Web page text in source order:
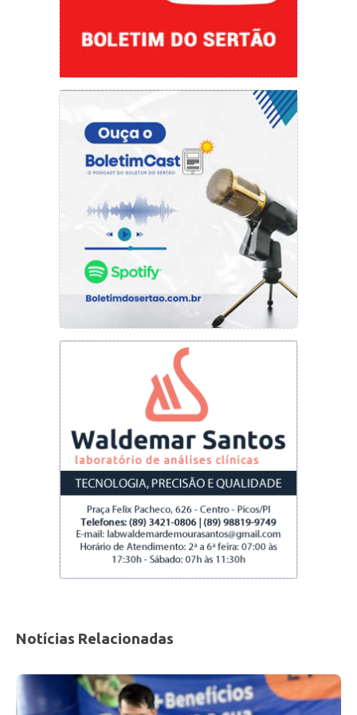
O Grupo Equatorial recomenda que os clientes
atualizem seus dados do CadÚnico no CRAS da
prefeitura local. Para garantir o direito ao
benefício (Desconto Social ou Tarifa Social –
TSEE), é necessário que a “Unidade
Consumidora/Conta de Energia”, esteja
registrada em nome de um dos membros da
família e localizada no mesmo município do
Cadastro Único.
Evolução da tarifa social no Brasil
A política de tarifa social no setor elétrico
brasileiro passou por avanços relevantes ao
longo das últimas décadas:
2002 — Criação da Tarifa Social de Energia
Elétrica (TSEE), por meio da Lei nº
10.438/2002, com descontos progressivos de
até 65% para famílias de baixa renda;
2010 e 2011 — Regulamentação do benefício
pelas Leis nº 12.212/2010 e Decreto nº
7.583/2011, estabelecendo descontos
escalonados conforme o consumo mensal;
2020 a 2022 — Implementação da concessão
automática da TSEE para famílias inscritas no
CadÚnico ou beneficiárias do BPC, desde que
significativamente o acesso ao benefício;
nº 15.235/2025, originada da Medida Provisória
nº 1.300/2025, que instituiu o programa “Luz
Notícias Relacionadas